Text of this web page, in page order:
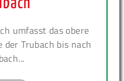
umfasst das obere
Trubach bis nach